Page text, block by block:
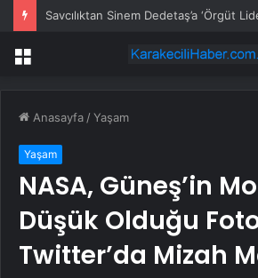
Savcılıktan Sinem Dedetaş’a ‘Örgüt
Menü
Anasayfa /Yaşam
Yaşam
NASA, Güneş’in
Düşük Olduğu
Twitter’da Mizah